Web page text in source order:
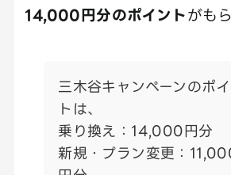
14,000円分のポイントがも
三木谷キャンペーンのポイ
トは、
乗り換え：14,000円分
新規・プラン変更：